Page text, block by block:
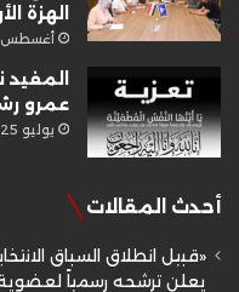
الهزة
أغسطس 3, 2026
عمرو
يوليو 25, 2026
أحدث المقالات
«قبيل انطلاق السباق
يعلن ترشحه رسمياً